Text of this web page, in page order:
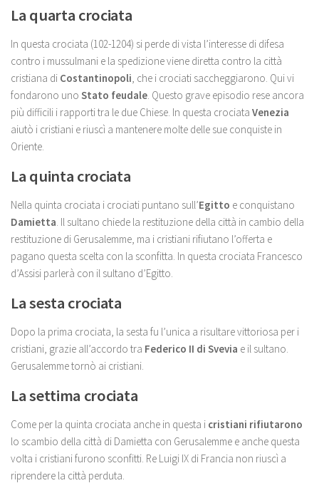
La quarta crociata
In questa crociata (102-1204) si perde di vista l’interesse di difesa
contro i mussulmani e la spedizione viene diretta contro la città
cristiana di Costantinopoli, che i crociati saccheggiarono. Qui vi
fondarono uno Stato feudale. Questo grave episodio rese ancora
più difficili i rapporti tra le due Chiese. In questa crociata Venezia
aiutò i cristiani e riuscì a mantenere molte delle sue conquiste in
Oriente.
La quinta crociata
Nella quinta crociata i crociati puntano sull’Egitto e conquistano
Damietta. Il sultano chiede la restituzione della città in cambio della
restituzione di Gerusalemme, ma i cristiani rifiutano l’offerta e
pagano questa scelta con la sconfitta. In questa crociata Francesco
d’Assisi parlerà con il sultano d’Egitto.
La sesta crociata
Dopo la prima crociata, la sesta fu l’unica a risultare vittoriosa per i
cristiani, grazie all’accordo tra Federico II di Svevia e il sultano.
Gerusalemme tornò ai cristiani.
La settima crociata
Come per la quinta crociata anche in questa i cristiani rifiutarono
lo scambio della città di Damietta con Gerusalemme e anche questa
volta i cristiani furono sconfitti. Re Luigi IX di Francia non riuscì a
riprendere la città perduta.